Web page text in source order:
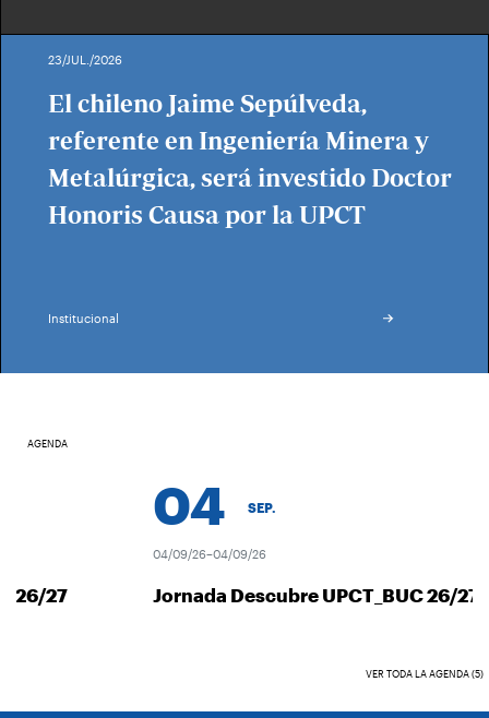
23/JUL./2026
El chileno Jaime Sepúlveda,
referente en Ingeniería Minera y
Metalúrgica, será investido Doctor
Honoris Causa por la UPCT
Institucional
AGENDA
26/27
04 SEP.
04/09/26–04/09/26
Jornada Descubre UPCT_BUC 26/27
VER TODA LA AGENDA (5)